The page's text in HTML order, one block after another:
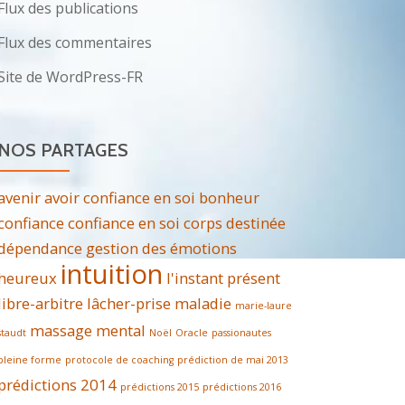
des publications
des commentaires
de WordPress-FR
NOS PARTAGES
avoir confiance en soi bonheur
confiance en soi corps destinée
gestion des émotions
intuition l'instant présent
arbitre lâcher-prise maladie marie-laure
massage mental Noël Oracle passionautes
forme protocole de coaching prédiction de mai 2013
2014 prédictions 2015 prédictions 2016